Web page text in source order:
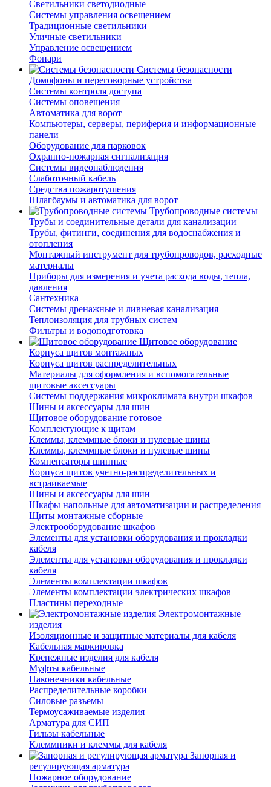
Светильники светодиодные
Системы управления освещением
Традиционные светильники
Уличные светильники
Управление освещением
Фонари
Системы безопасности
Домофоны и переговорные устройства
Системы контроля доступа
Системы оповещения
Автоматика для ворот
Компьютеры, серверы, периферия и информационные
панели
Оборудование для парковок
Охранно-пожарная сигнализация
Системы видеонаблюдения
Слаботочный кабель
Средства пожаротушения
Шлагбаумы и автоматика для ворот
Трубопроводные системы
Трубы и соединительные детали для канализации
Трубы, фитинги, соединения для водоснабжения и
отопления
Монтажный инструмент для трубопроводов, расходные
материалы
Приборы для измерения и учета расхода воды, тепла,
давления
Сантехника
Системы дренажные и ливневая канализация
Теплоизоляция для трубных систем
Фильтры и водоподготовка
Щитовое оборудование
Корпуса щитов монтажных
Корпуса щитов распределительных
Материалы для оформления и вспомогательные
щитовые аксессуары
Системы поддержания микроклимата внутри шкафов
Шины и аксессуары для шин
Щитовое оборудование готовое
Комплектующие к щитам
Клеммы, клеммные блоки и нулевые шины
Клеммы, клеммные блоки и нулевые шины
Компенсаторы шинные
Корпуса щитов учетно-распределительных и
встраиваемые
Шины и аксессуары для шин
Шкафы напольные для автоматизации и распределения
Щиты монтажные сборные
Электрооборудование шкафов
Элементы для установки оборудования и прокладки
кабеля
Элементы для установки оборудования и прокладки
кабеля
Элементы комплектации шкафов
Элементы комплектации электрических шкафов
Пластины переходные
Электромонтажные
изделия
Изоляционные и защитные материалы для кабеля
Кабельная маркировка
Крепежные изделия для кабеля
Муфты кабельные
Наконечники кабельные
Распределительные коробки
Силовые разъемы
Термоусаживаемые изделия
Арматура для СИП
Гильзы кабельные
Клеммники и клеммы для кабеля
Запорная и
регулирующая арматура
Пожарное оборудование